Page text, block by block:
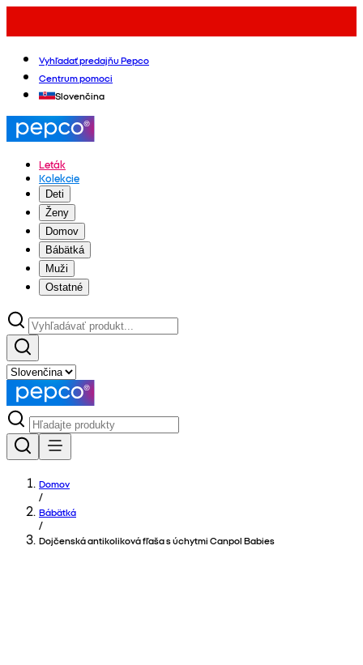
Vyhľadať predajňu Pepco
Centrum pomoci
Slovenčina
Leták
Kolekcie
Deti
Ženy
Domov
Bábätká
Muži
Ostatné
Domov
/
Bábätká
/
Dojčenská antikoliková fľaša s úchytmi Canpol Babies